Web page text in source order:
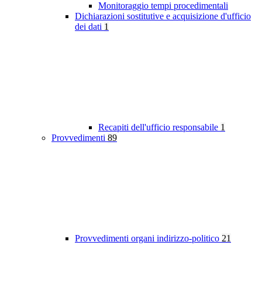
Monitoraggio tempi procedimentali
Dichiarazioni sostitutive e acquisizione d'ufficio
dei dati 1
Recapiti dell'ufficio responsabile 1
Provvedimenti 89
Provvedimenti organi indirizzo-politico 21